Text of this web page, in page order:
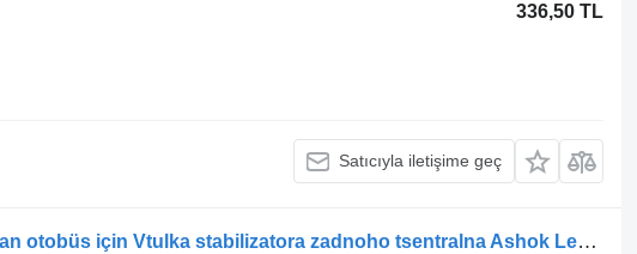
336,50 TL
Satıcıyla iletişime geç
BAZ Ashok Leyland Bogdan otobüs için Vtulka stabilizatora zadnoho tsentralna Ashok Leyland E3 E4 E5 F0502950